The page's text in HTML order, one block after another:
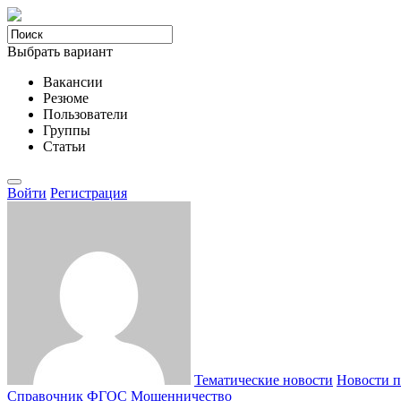
Выбрать вариант
Вакансии
Резюме
Пользователи
Группы
Статьи
Войти Регистрация
Тематические новости Новости
Справочник ФГОС Мошенничество